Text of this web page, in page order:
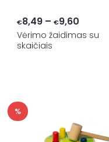
€8,49 – €9,60Price
range:
Vėrimo žaidimas su
skaičiais
%